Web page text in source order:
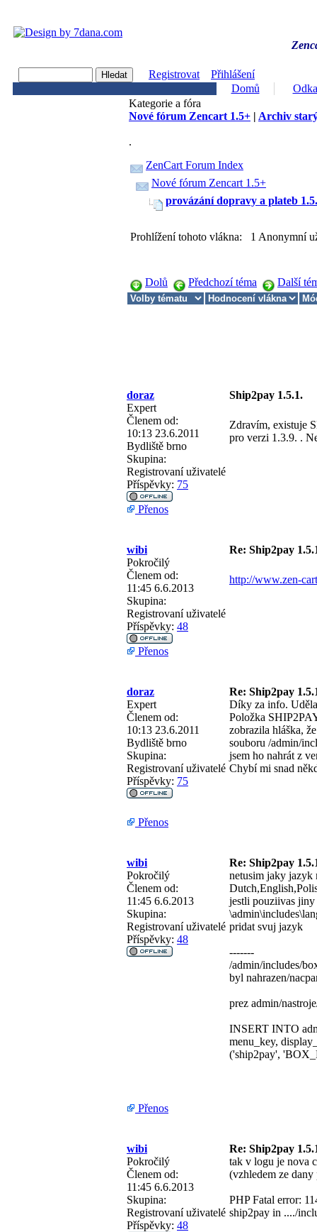
Registrovat
Přihlášení
Domů
Kategorie a fóra
Nové fórum Zencart 1.5+ | Archiv
.
ZenCart Forum Index
Nové fórum Zencart 1.5+
provázání dopravy a plateb
Prohlížení tohoto vlákna: 1 Anonymní
Dolů Předchozí téma Další
doraz
Ship2pay 1.5.1.
Expert
Členem od:
10:13 23.6.2011
Bydliště brno
Skupina:
Registrovaní uživatelé
Příspěvky: 75
Zdravím, existuje
pro verzi 1.3.9. .
Přenos
wibi
Re: Ship2pay
Pokročilý
Členem od:
11:45 6.6.2013
Skupina:
Registrovaní uživatelé
Příspěvky: 48
http://www.zen-
Přenos
doraz
Re: Ship2pay
Expert
Členem od:
10:13 23.6.2011
Bydliště brno
Skupina:
Registrovaní uživatelé
Příspěvky: 75
Díky za info.
Položka
zobrazila hláška,
souboru /admin/
jsem ho nahrát z
Chybí mi snad
Přenos
wibi
Re: Ship2pay
Pokročilý
Členem od:
11:45 6.6.2013
Skupina:
Registrovaní uživatelé
Příspěvky: 48
netusim jaky jazyk
jestli pouziivas
pridat svuj jazyk
-------
/admin/includes/
byl nahrazen/
prez admin/
INSERT INTO
menu_key,
('ship2pay',
Přenos
wibi
Re: Ship2pay
Pokročilý
Členem od:
11:45 6.6.2013
Skupina:
Registrovaní uživatelé
Příspěvky: 48
tak v logu je nova
(vzhledem ze
PHP Fatal error:
ship2pay in ..../